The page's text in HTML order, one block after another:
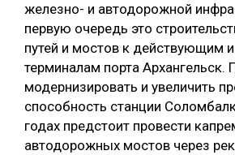
железно- и автодорожной
первую очередь это
путей и мостов к действующим
терминалам порта Архангельск.
модернизировать и увеличить
способность станции
годах предстоит провести
автодорожных мостов через